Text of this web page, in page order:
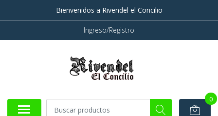
Bienvenidos a Rivendel el Concilio
Ingreso/Registro
0